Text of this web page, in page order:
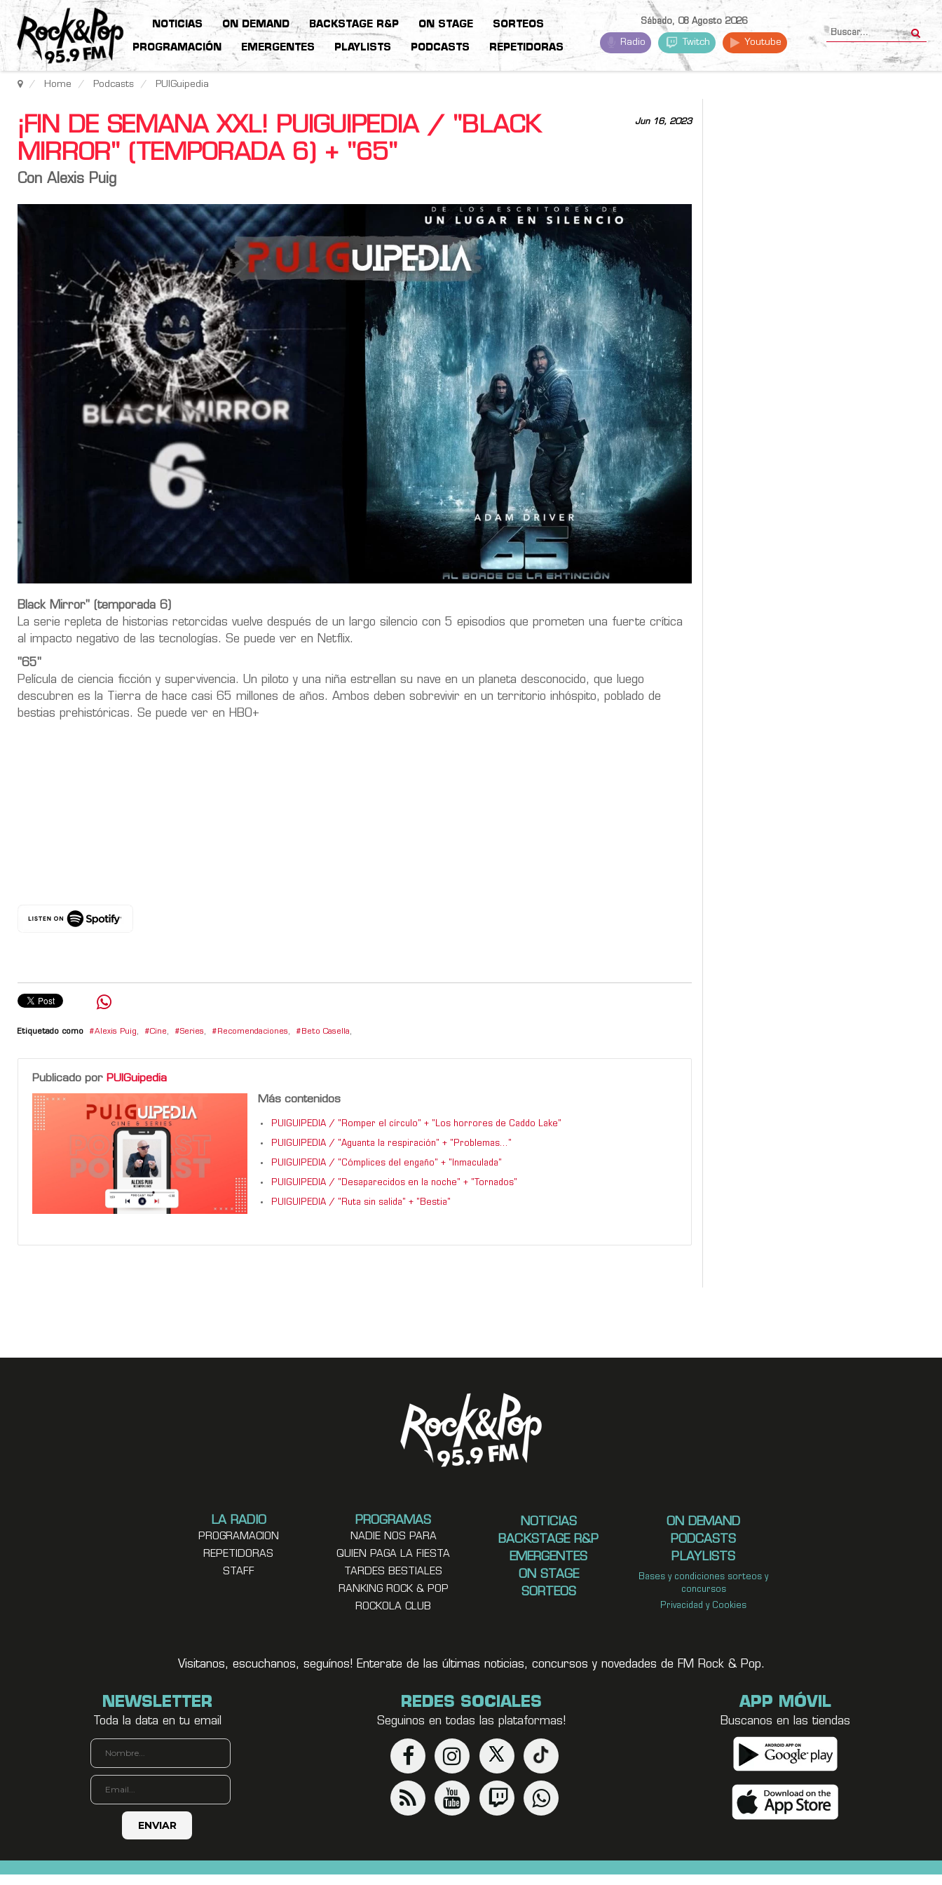
NOTICIAS ON DEMAND BACKSTAGE R&P ON STAGE SORTEOS
PROGRAMACIÓN EMERGENTES PLAYLISTS PODCASTS REPETIDORAS
Sábado, 08 Agosto 2026
Radio Twitch Youtube
Home Podcasts PUIGuipedia
Jun 16, 2023
¡FIN DE SEMANA XXL! PUIGUIPEDIA / "BLACK
MIRROR" (TEMPORADA 6) + "65"
Con Alexis Puig
Black Mirror" (temporada 6)
La serie repleta de historias retorcidas vuelve después de un largo silencio con 5 episodios que prometen una fuerte crítica
al impacto negativo de las tecnologías. Se puede ver en Netflix.
"65"
Película de ciencia ficción y supervivencia. Un piloto y una niña estrellan su nave en un planeta desconocido, que luego
descubren es la Tierra de hace casi 65 millones de años. Ambos deben sobrevivir en un territorio inhóspito, poblado de
bestias prehistóricas. Se puede ver en HBO+
Etiquetado como Alexis Puig, Cine, Series, Recomendaciones, Beto Casella,
Publicado por PUIGuipedia
Más contenidos
PUIGUIPEDIA / "Romper el círculo" + "Los horrores de Caddo Lake"
PUIGUIPEDIA / "Aguanta la respiración" + "Problemas..."
PUIGUIPEDIA / "Cómplices del engaño" + "Inmaculada"
PUIGUIPEDIA / "Desaparecidos en la noche" + "Tornados"
PUIGUIPEDIA / "Ruta sin salida" + "Bestia"
LA RADIO
PROGRAMACION
REPETIDORAS
STAFF
PROGRAMAS
NADIE NOS PARA
QUIEN PAGA LA FIESTA
TARDES BESTIALES
RANKING ROCK & POP
ROCKOLA CLUB
NOTICIAS
BACKSTAGE R&P
EMERGENTES
ON STAGE
SORTEOS
ON DEMAND
PODCASTS
PLAYLISTS
Bases y condiciones sorteos y
concursos
Privacidad y Cookies
Visitanos, escuchanos, seguínos! Enterate de las últimas noticias, concursos y novedades de FM Rock & Pop.
NEWSLETTER
Toda la data en tu email
REDES SOCIALES
Seguinos en todas las plataformas!
APP MÓVIL
Buscanos en las tiendas